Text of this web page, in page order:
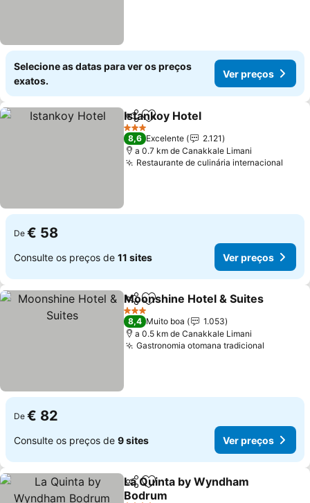
Selecione as datas para ver os preços
exatos.
Ver preços
PartilharAdicionar aos favoritos
Istankoy Hotel
3 Estrelas
8,6 Excelente
2.121
a 0.7 km de Canakkale Limani
Restaurante de culinária internacional
De € 58
Consulte os preços de 11 sites Ver preços
PartilharAdicionar aos favoritos
Moonshine Hotel & Suites
3 Estrelas
8,4 Muito boa
1.053
a 0.5 km de Canakkale Limani
Gastronomia otomana tradicional
De € 82
Consulte os preços de 9 sites Ver preços
PartilharAdicionar aos favoritos
La Quinta by Wyndham
Bodrum